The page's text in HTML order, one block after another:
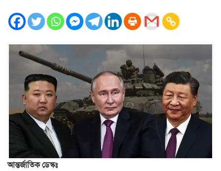
আন্তর্জাতিক ডেস্কঃ